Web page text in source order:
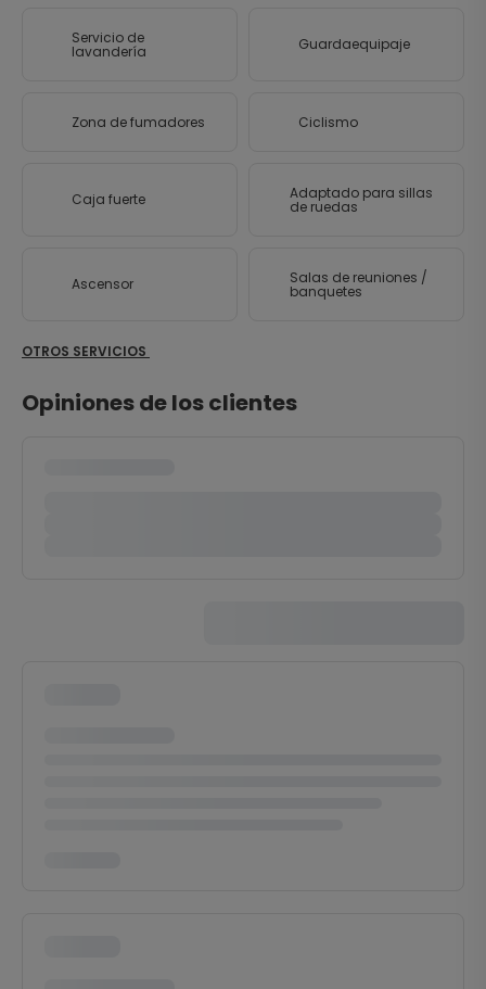
Servicio de
lavandería Guardaequipaje
Zona de fumadores Ciclismo
Caja fuerte Adaptado para sillas
de ruedas
Ascensor Salas de reuniones /
banquetes
OTROS SERVICIOS
Opiniones de los clientes